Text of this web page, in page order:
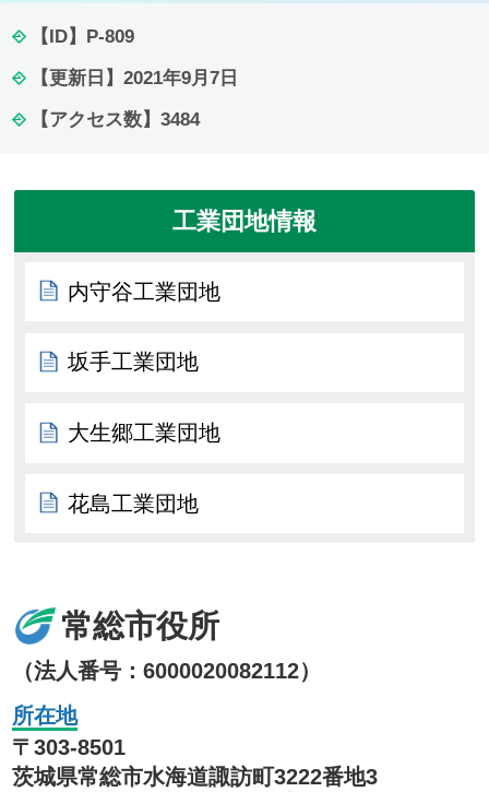
【ID】 P-809
【更新日】 2021年9月7日
【アクセス数】 3484
工業団地情報
内守谷工業団地
坂手工業団地
大生郷工業団地
花島工業団地
常総市役所
（法人番号：6000020082112）
所在地
〒303-8501
茨城県常総市水海道諏訪町3222番地3